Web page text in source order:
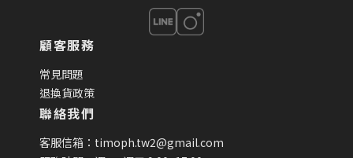
顧客服務
常見問題
退換貨政策
聯絡我們
客服信箱：timoph.tw2@gmail.com